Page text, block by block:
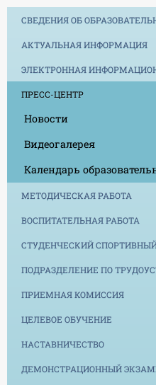
СВЕДЕНИЯ ОБ
АКТУАЛЬНАЯ ИНФОРМАЦИЯ
ЭЛЕКТРОННАЯ
ПРЕСС-ЦЕНТР
Новости
Видеогалерея
Календарь
МЕТОДИЧЕСКАЯ РАБОТА
ВОСПИТАТЕЛЬНАЯ РАБОТА
СТУДЕНЧЕСКИЙ
ПОДРАЗДЕЛЕНИЕ ПО
ПРИЕМНАЯ КОМИССИЯ
ЦЕЛЕВОЕ ОБУЧЕНИЕ
НАСТАВНИЧЕСТВО
ДЕМОНСТРАЦИОННЫЙ